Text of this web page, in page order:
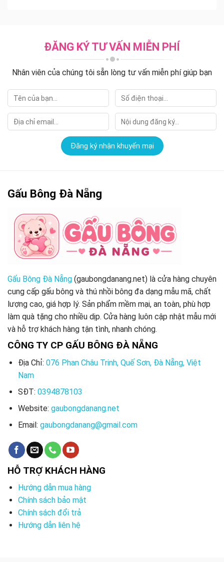
ĐĂNG KÝ TƯ VẤN MIỄN PHÍ
Nhân viên của chúng tôi sẵn lòng tư vấn miễn phí giúp bạn
Gấu Bông Đà Nẵng
Gấu Bông Đà Nẵng (gaubongdanang.net) là cửa hàng chuyên
cung cấp gấu bông và thú nhồi bông đa dạng mẫu mã, chất
lượng cao, giá hợp lý. Sản phẩm mềm mại, an toàn, phù hợp
làm quà tặng cho nhiều dịp. Cửa hàng luôn cập nhật mẫu mới
và hỗ trợ khách hàng tận tình, nhanh chóng.
CÔNG TY CP GẤU BÔNG ĐÀ NẴNG
Địa Chỉ: 076 Phan Châu Trinh, Quế Sơn, Đà Nẵng, Việt
Nam
SĐT: 0394878103
Website: gaubongdanang.net
Email: gaubongdanang@gmail.com
HỖ TRỢ KHÁCH HÀNG
Hướng dẫn mua hàng
Chính sách bảo mật
Chính sách đổi trả
Hướng dẫn liên hệ